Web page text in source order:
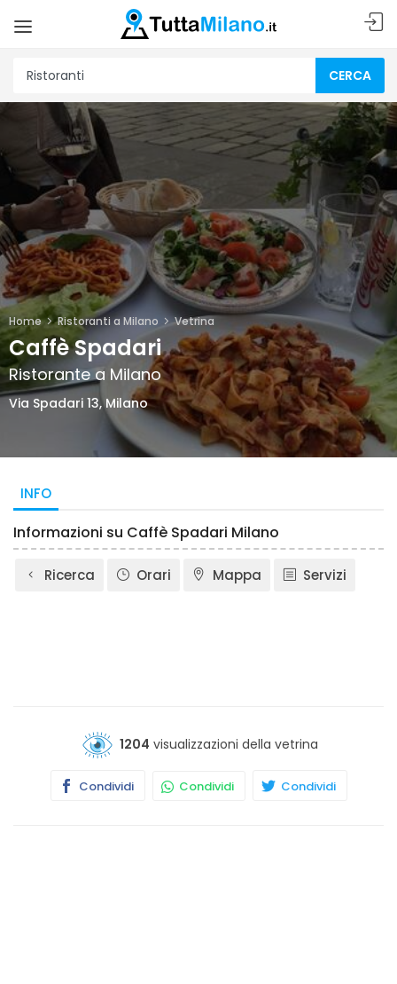
CERCA
Home Ristoranti a Milano Vetrina
Caffè Spadari
Ristorante a Milano
Via Spadari 13, Milano
INFO
Informazioni su Caffè Spadari Milano
Ricerca Orari Mappa Servizi
1204 visualizzazioni della vetrina
Condividi Condividi Condividi